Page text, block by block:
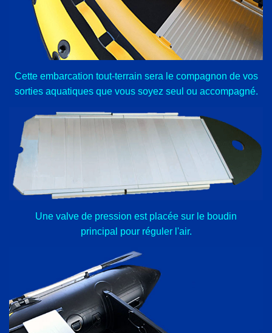
Cette embarcation tout-terrain sera le compagnon de vos
sorties aquatiques que vous soyez seul ou accompagné.
Une valve de pression est placée sur le boudin
principal pour réguler l'air.